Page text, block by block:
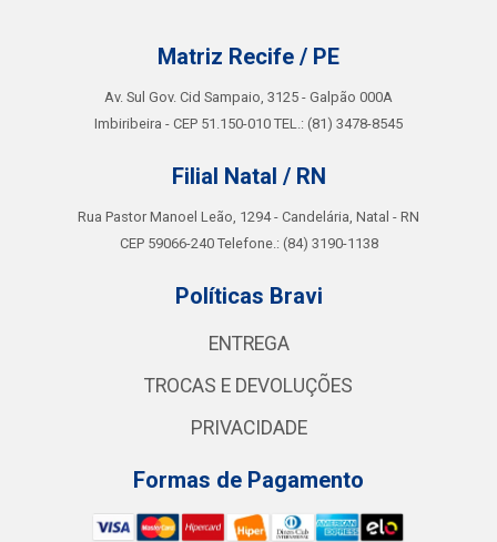
Matriz Recife / PE
Av. Sul Gov. Cid Sampaio, 3125 - Galpão 000A
Imbiribeira - CEP 51.150-010 TEL.: (81) 3478-8545
Filial Natal / RN
Rua Pastor Manoel Leão, 1294 - Candelária, Natal - RN
CEP 59066-240 Telefone.: (84) 3190-1138
Políticas Bravi
ENTREGA
TROCAS E DEVOLUÇÕES
PRIVACIDADE
Formas de Pagamento